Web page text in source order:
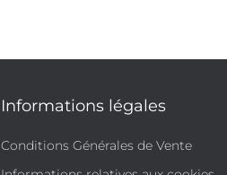
Informations légales
Conditions Générales de Vente